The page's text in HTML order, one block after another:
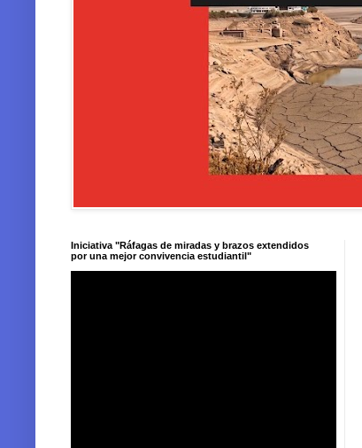
Iniciativa "Ráfagas de miradas y brazos extendidos
por una mejor convivencia estudiantil"